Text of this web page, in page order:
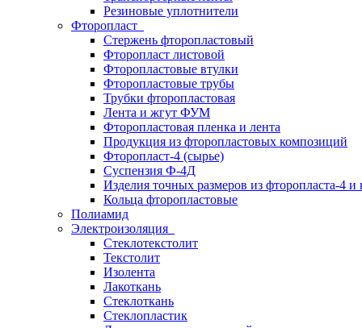
Резиновые уплотнители
Фторопласт
Стержень фторопластовый
Фторопласт листовой
Фторопластовые втулки
Фторопластовые трубы
Трубки фторопластовая
Лента и жгут ФУМ
Фторопластовая пленка и лента
Продукция из фторопластовых композиций
Фторопласт-4 (сырье)
Суспензия Ф-4Д
Изделия точных размеров из фторопласта-4 и
Кольца фторопластовые
Полиамид
Электроизоляция
Стеклотекстолит
Текстолит
Изолента
Лакоткань
Стеклоткань
Стеклопластик